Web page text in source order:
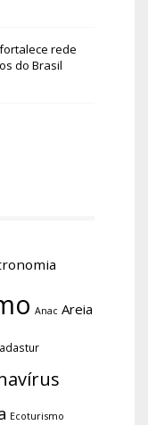
rede
do Brasil
Anac Areia
Ecoturismo